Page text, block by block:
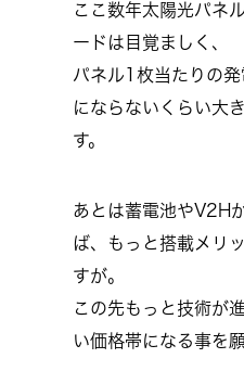
ここ数年太陽光パネ
ードは目覚ましく、
パネル1枚当たりの
にならないくらい大
す。
あとは蓄電池やV2H
ば、もっと搭載メリ
すが。
この先もっと技術が
い価格帯になる事を